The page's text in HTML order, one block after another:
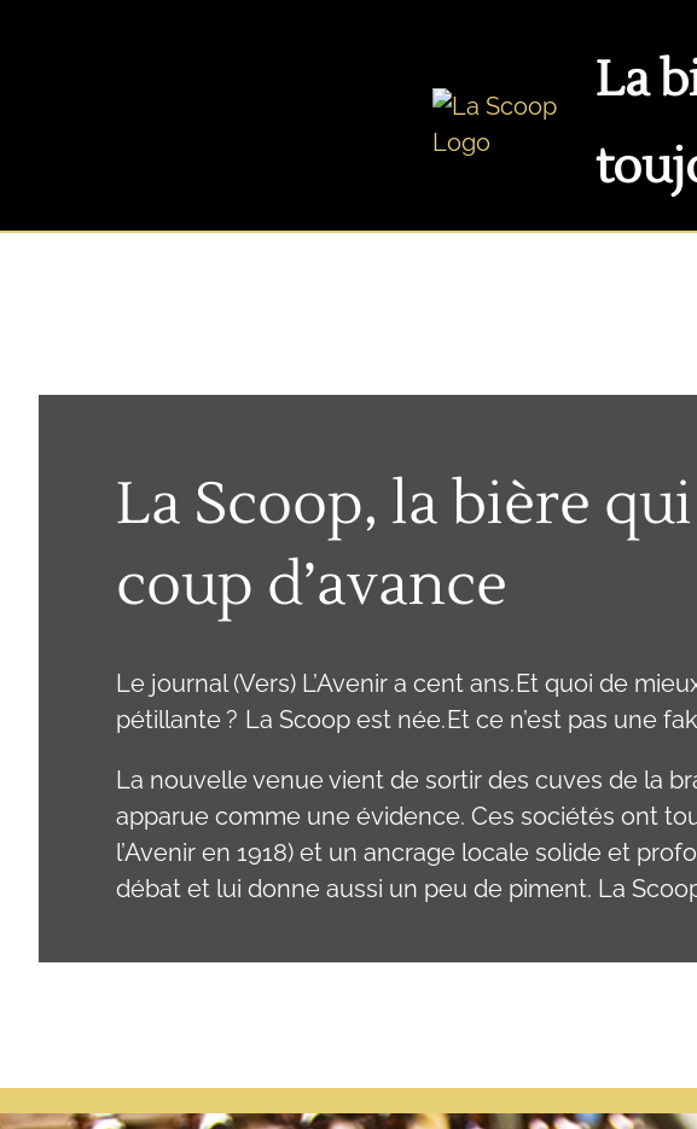
La
La Scoop, la bière
coup d’avance
Le journal (Vers) L’Avenir a cent ans. Et quoi de
pétillante ? La Scoop est née. Et ce n’est pas une
La nouvelle venue vient de sortir des cuves de la
apparue comme une évidence. Ces sociétés ont
l’Avenir en 1918) et un ancrage locale solide et
débat et lui donne aussi un peu de piment. La